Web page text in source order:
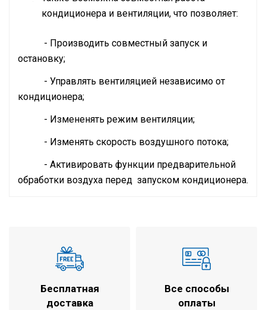
кондиционера и вентиляции, что позволяет:
- Производить совместный запуск и
остановку;
- Управлять вентиляцией независимо от
кондиционера;
- Измененять режим вентиляции;
- Изменять скорость воздушного потока;
- Активировать функции предварительной
обработки воздуха перед запуском кондиционера.
Теплопроизводительность
10,69 кВт
Минимальный уровень шума
38 дБ
Эффективность теплообмена
74 %
Бесплатная
доставка
Все способы
оплаты